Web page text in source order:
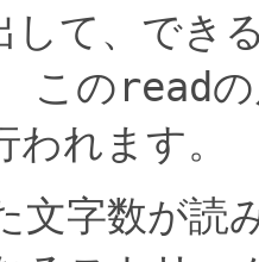
して、でき
この read
れます。
文字数が読